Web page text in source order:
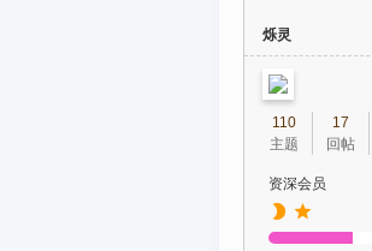
烁灵
110
主题
17
回帖
资深会员